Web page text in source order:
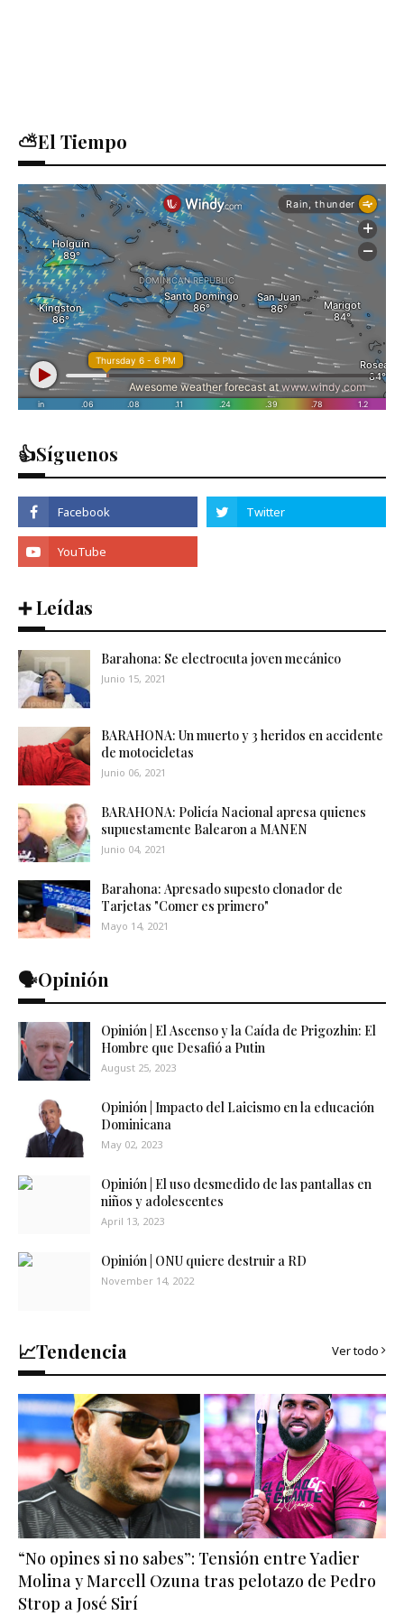
⛅El Tiempo
👍Síguenos
➕ Leídas
Barahona: Se electrocuta joven mecánico
Junio 15, 2021
BARAHONA: Un muerto y 3 heridos en accidente
de motocicletas
Junio 06, 2021
BARAHONA: Policía Nacional apresa quienes
supuestamente Balearon a MANEN
Junio 04, 2021
Barahona: Apresado supesto clonador de
Tarjetas "Comer es primero"
Mayo 14, 2021
🗣️Opinión
Opinión | El Ascenso y la Caída de Prigozhin: El
Hombre que Desafió a Putin
August 25, 2023
Opinión | Impacto del Laicismo en la educación
Dominicana
May 02, 2023
Opinión | El uso desmedido de las pantallas en
niños y adolescentes
April 13, 2023
Opinión | ONU quiere destruir a RD
November 14, 2022
📈Tendencia Ver todo
“No opines si no sabes”: Tensión entre Yadier
Molina y Marcell Ozuna tras pelotazo de Pedro
Strop a José Sirí